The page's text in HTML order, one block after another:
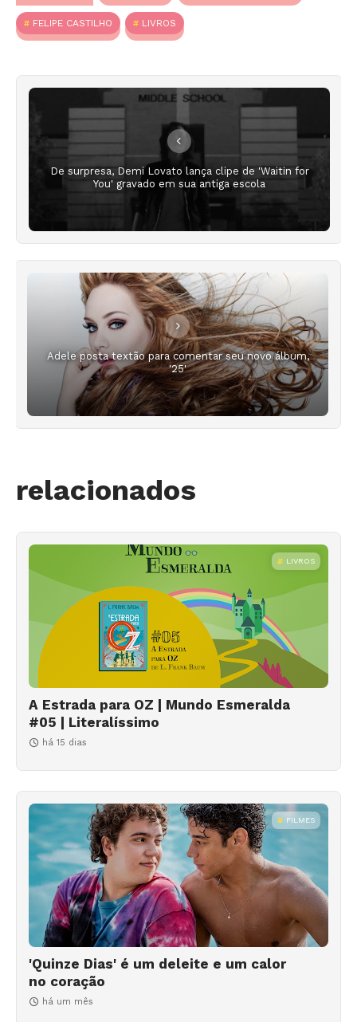
FELIPE CASTILHO LIVROS
De surpresa, Demi Lovato lança clipe de 'Waitin for
You' gravado em sua antiga escola
Adele posta textão para comentar seu novo álbum,
'25'
relacionados
LIVROS
A Estrada para OZ | Mundo Esmeralda
#05 | Literalíssimo
há 15 dias
FILMES
'Quinze Dias' é um deleite e um calor
no coração
há um mês